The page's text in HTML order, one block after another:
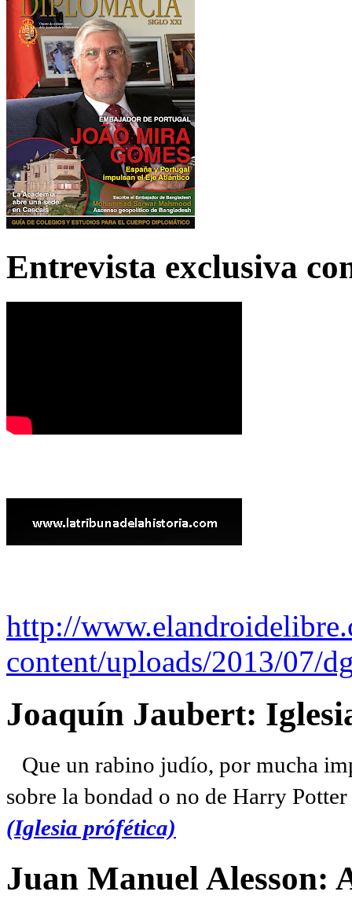
Entrevista exclusiva
http://
content/uploads/2013/07/
Joaquín Jaubert:
Que un rabino judío, por mucha
sobre la bondad o no de Harry
(Iglesia prófética)
Juan Manuel Alesson: